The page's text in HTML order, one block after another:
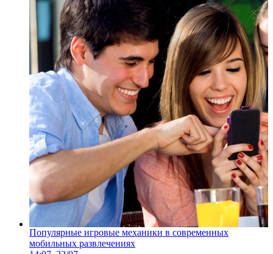
Популярные игровые механики в современных
мобильных развлечениях